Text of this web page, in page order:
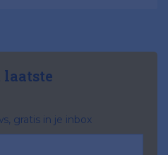
gratis in je inbox